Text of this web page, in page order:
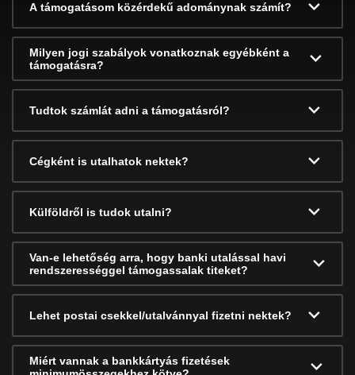
A támogatásom közérdekű adománynak számít?
Milyen jogi szabályok vonatkoznak egyébként a
támogatásra?
Tudtok számlát adni a támogatásról?
Cégként is utalhatok nektek?
Külföldről is tudok utalni?
Van-e lehetőség arra, hogy banki utalással havi
rendszerességgel támogassalak titeket?
Lehet postai csekkel/utalvánnyal fizetni nektek?
Miért vannak a bankkártyás fizetések